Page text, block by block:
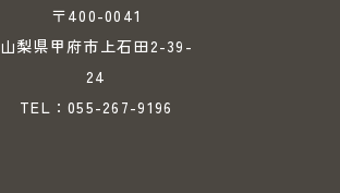
〒400-0041
山梨県甲府市上石田2-39-
24
TEL： 055-267-9196